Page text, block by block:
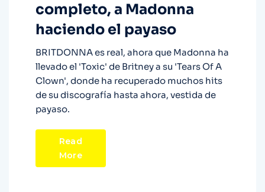
completo, a Madonna
haciendo el payaso
BRITDONNA es real, ahora que Madonna ha
llevado el 'Toxic' de Britney a su 'Tears Of A
Clown', donde ha recuperado muchos hits
de su discografía hasta ahora, vestida de
payaso.
Read
More